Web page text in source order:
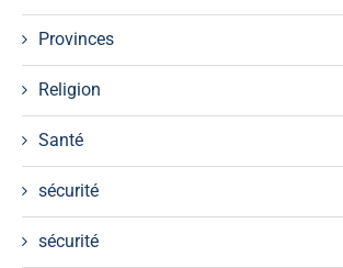
Provinces
Religion
Santé
sécurité
sécurité